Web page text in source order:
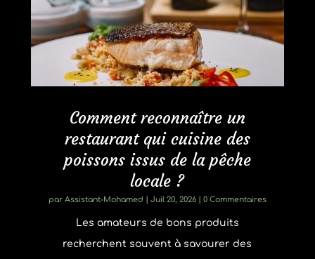
Comment reconnaître un
restaurant qui cuisine des
poissons issus de la pêche
locale ?
par Assistant-Mohamed Juil 20, 2026| 0 Commentaires
Les amateurs de bons produits
recherchent souvent à savourer des